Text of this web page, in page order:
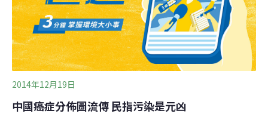
2014年12月19日
中國癌症分佈圖流傳 民指污染是元凶